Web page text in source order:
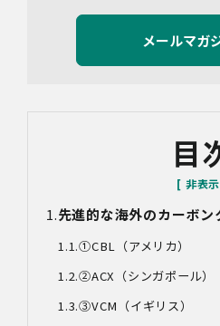
3.利用目的
当社で取り扱う個人情報（個人
り定義された「個人情報」をい
の利用目的は以下のとおりです
望・お問い合わせ内容・ご意見
サービス向上等のために、録音
対象情報
利用目的
・各種お問い合わせに対応するた
・お問い合わせ対応の品質向上
目
先進的な海外のカーボン
①CBL
（アメリカ）
②ACX （シンガポール）
③VCM （イギリス）